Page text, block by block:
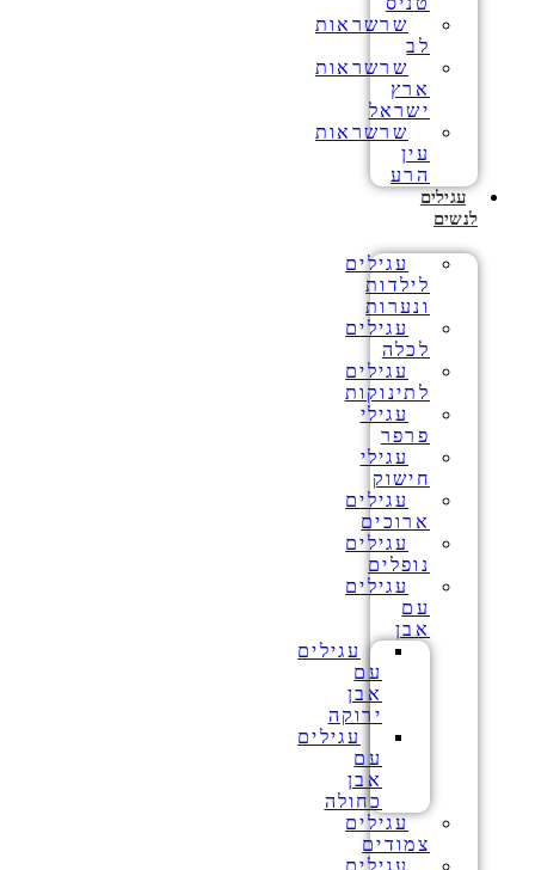
שרשראות
לב
שרשראות
ארץ
ישראל
שרשראות
עין
הרע
עגילים
לנשים
עגילים
לילדות
ונערות
עגילים
לכלה
עגילים
לתינוקות
עגילי
פרפר
עגילי
חישוק
עגילים
ארוכים
עגילים
נופלים
עגילים
עם
אבן
עגילים
עם
אבן
ירוקה
עגילים
עם
אבן
כחולה
עגילים
צמודים
עגילים